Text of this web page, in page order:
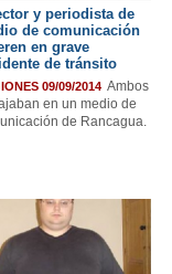
y periodista de
de comunicación
en grave
de tránsito
09/09/2014 Ambos
en un medio de
de Rancagua.